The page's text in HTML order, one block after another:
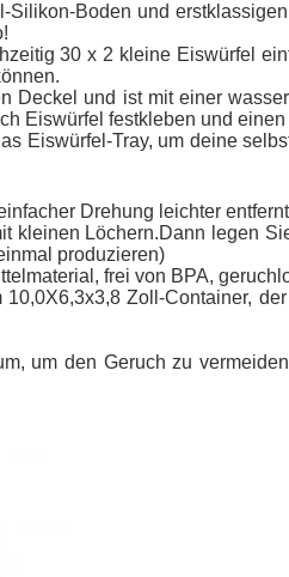
Boden und
30 x 2 kleine Eiswürfel
Deckel und ist mit einer
Eiswürfel festkleben und
Eiswürfel-Tray, um deine
Drehung leichter
Löchern.Dann legen
produzieren)
frei von BPA,
Zoll-Container,
um den Geruch zu